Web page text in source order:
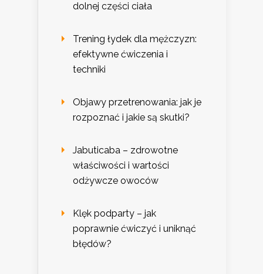
dolnej części ciała
Trening łydek dla mężczyzn:
efektywne ćwiczenia i
techniki
Objawy przetrenowania: jak je
rozpoznać i jakie są skutki?
Jabuticaba – zdrowotne
właściwości i wartości
odżywcze owoców
Klęk podparty – jak
poprawnie ćwiczyć i uniknąć
błędów?